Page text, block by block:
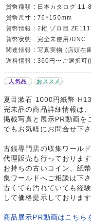
貨幣種類 : 日本カタログ 11-
貨幣尺寸 : 76×150mm
貨幣情報 : 2桁 ゾロ目
貨幣状態 : 完全未使用/UNC
関連情報 : 写真実物 (店頭在
送料情報 : 360円〜ご選択可(
人気品 おススメ
夏目漱石 1000円紙幣
完未品の商品詳細情報は、
掲載写真と展示PR動画を
でもお気軽にお問合せ下さ
古銭専門店の収集ワール
代理販売も行っております
お持ちの古いコイン、紙
集ワールドへご相談は下さ
古くても汚れていても経
して価格提示しております
商品展示PR動画はこち